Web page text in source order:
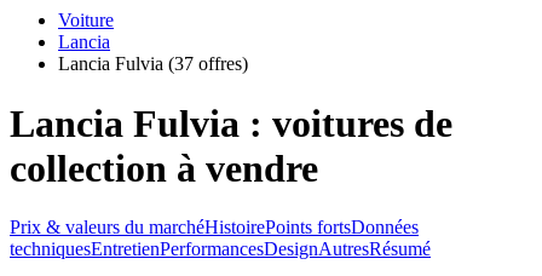
Voiture
Lancia
Lancia Fulvia (37 offres)
Lancia Fulvia : voitures de
collection à vendre
Prix & valeurs du marchéHistoirePoints fortsDonnées
techniquesEntretienPerformancesDesignAutresRésumé